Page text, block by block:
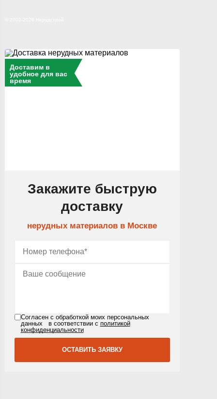
Закажите быструю
доставку
нерудных материалов в Москве
Согласен с обработкой моих персональных
данных в соответствии с политикой
конфиденциальности
Доставим в
удобное для вас
время